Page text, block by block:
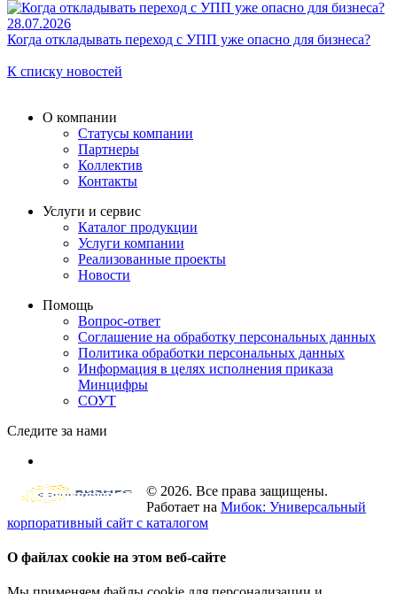
28.07.2026
Когда откладывать переход с УПП уже опасно для бизнеса?
К списку новостей
О компании
Статусы компании
Партнеры
Коллектив
Контакты
Услуги и сервис
Каталог продукции
Услуги компании
Реализованные проекты
Новости
Помощь
Вопрос-ответ
Соглашение на обработку персональных данных
Политика обработки персональных данных
Информация в целях исполнения приказа
Минцифры
СОУТ
Следите за нами
© 2026. Все права защищены.
Работает на Мибок: Универсальный
корпоративный сайт с каталогом
О файлах cookie на этом веб-сайте